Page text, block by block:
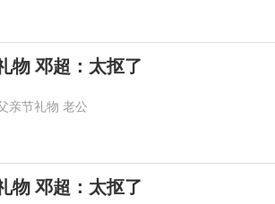
物 邓超：太抠了
亲节礼物 老公
物 邓超：太抠了